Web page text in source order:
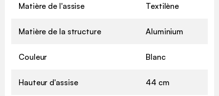
Matière de l'assise Textilène
Matière de la structure Aluminium
Couleur Blanc
Hauteur d'assise 44 cm